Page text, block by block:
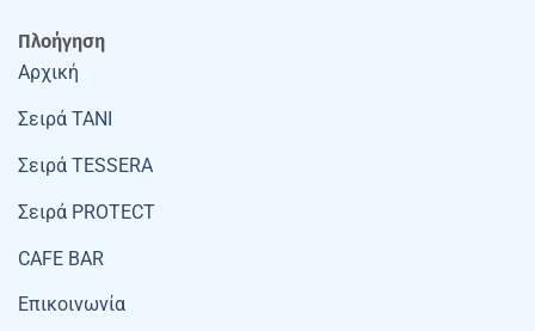
Πλοήγηση
Αρχική
Σειρά TANI
Σειρά TESSERA
Σειρά PROTECT
CAFE BAR
Επικοινωνία